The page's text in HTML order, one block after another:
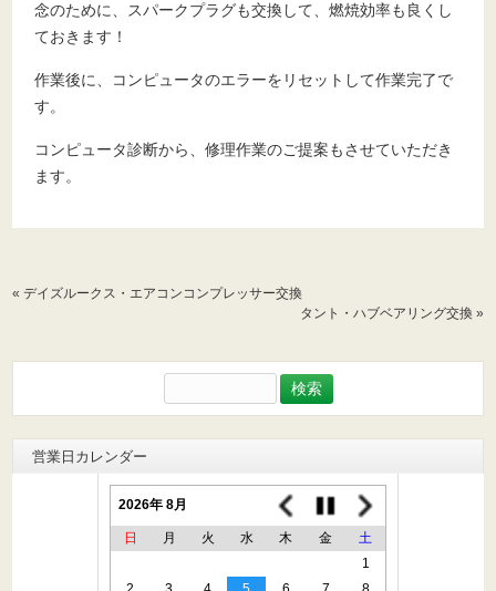
念のために、スパークプラグも交換して、燃焼効率も良くし
ておきます！
作業後に、コンピュータのエラーをリセットして作業完了で
す。
コンピュータ診断から、修理作業のご提案もさせていただき
ます。
«デイズルークス・エアコンコンプレッサー交換
タント・ハブベアリング交換 »
索:
営業日カレンダー
2026年 8月
日 月 火 水 木 金
土
1